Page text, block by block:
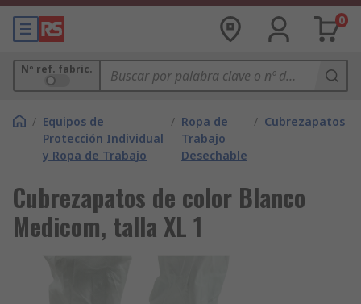
0
Nº ref. fabric.
/ Equipos de
Protección Individual
y Ropa de Trabajo
/ Ropa de
Trabajo
Desechable
/ Cubrezapatos
Cubrezapatos de color Blanco
Medicom, talla XL 1